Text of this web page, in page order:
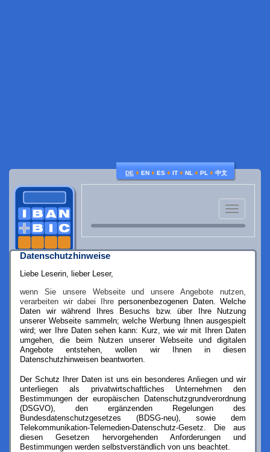
DE ♦ EN ♦ ES ♦ IT ♦ NL ♦ PL ♦ 中文
Toggle
navigation
Datenschutzhinweise
Liebe Leserin, lieber Leser,
wenn Sie unsere Webseite und unsere Angebote nutzen,
verarbeiten wir dabei Ihre personenbezogenen Daten. Welche
Daten wir während Ihres Besuchs bzw. über Ihre Nutzung
unserer Webseite sammeln; welche Werbung Ihnen ausgespielt
wird; wer Ihre Daten sehen kann: Kurz, wie wir mit Ihren Daten
umgehen, die beim Nutzen unserer Webseite und digitalen
Angebote entstehen, wollen wir Ihnen in diesen
Datenschutzhinweisen beantworten.
Der Schutz Ihrer Daten ist uns ein besonderes Anliegen und wir
unterliegen als privatwirtschaftliches Unternehmen den
Bestimmungen der europäischen Datenschutzgrundverordnung
(DSGVO), den ergänzenden Regelungen des
Bundesdatenschutzgesetzes (BDSG-neu), sowie dem
Telekommunikation-Telemedien-Datenschutz-Gesetz . Die aus
diesen Gesetzen hervorgehenden Anforderungen und
Bestimmungen werden selbstverständlich von uns beachtet.